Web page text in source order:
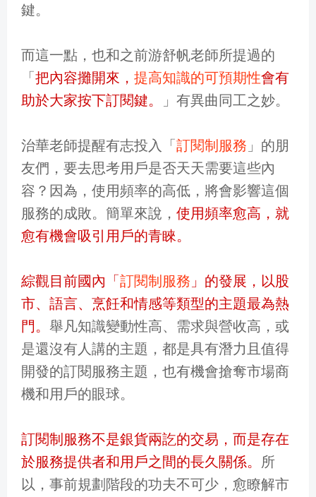
鍵。
而這一點，也和之前游舒帆老師所提過的
「把內容攤開來， 提高知識的可預期性會有
助於大家按下訂閱鍵。
」有異曲同工之妙。
治華老師提醒有志投入「訂閱制服務 」的朋
友們，要去思考用戶是否天天需要這些內
容？因為，使用頻率的高低，將會影響這個
服務的成敗。簡單來說， 使用頻率愈高，就
愈有機會吸引用戶的青睞。
綜觀目前國內「訂閱制服務 」的發展，以股
市、語言、烹飪和情感等類型的主題最為熱
門。 舉凡知識變動性高、需求與營收高，或
是還沒有人講的主題，都是具有潛力且值得
開發的訂閱服務主題，也有機會搶奪市場商
機和用戶的眼球。
訂閱制服務不是銀貨兩訖的交易，而是存在
於服務提供者和用戶之間的長久關係。 所
以，事前規劃階段的功夫不可少，愈瞭解市